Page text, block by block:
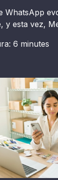
WhatsApp
y esta vez,
6 minutes